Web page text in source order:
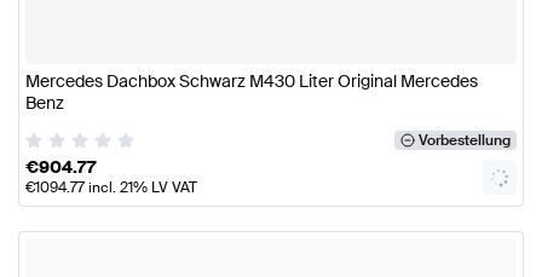
Mercedes Dachbox Schwarz M430 Liter Original Mercedes
Benz
Vorbestellung
€904.77
€1094.77incl. 21% LV VAT